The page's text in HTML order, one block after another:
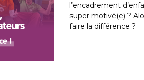
l’encadrement
super motivé(e) ?
faire la différence ?